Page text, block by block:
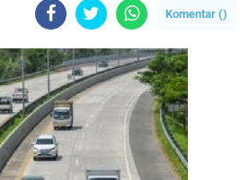
Komentar ()